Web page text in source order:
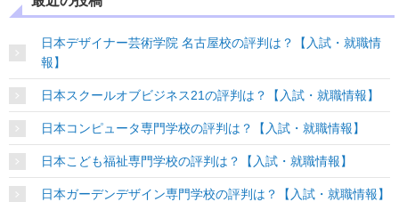
日本デザイナー芸術学院 名古屋校の評判は？【入試・就職情
報】
日本スクールオブビジネス21の評判は？【入試・就職情報】
日本コンピュータ専門学校の評判は？【入試・就職情報】
日本こども福祉専門学校の評判は？【入試・就職情報】
日本ガーデンデザイン専門学校の評判は？【入試・就職情報】